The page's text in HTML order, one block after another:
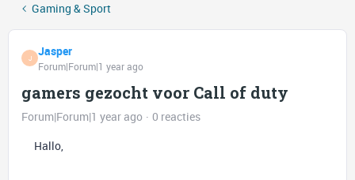
Gaming & Sport
J Jasper
Forum|Forum|1 year ago
gamers gezocht voor Call of duty
Forum|Forum|1 year ago
0 reacties
Hallo,